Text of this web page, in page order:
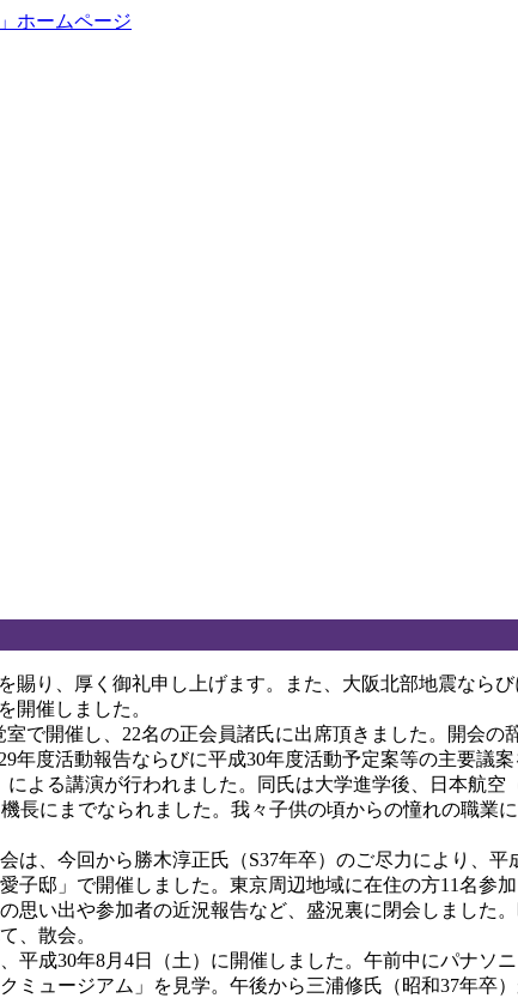
り、厚く御礼申し上げます。また、大阪北部地震なら
開催しました。
で開催し、22名の正会員諸氏に出席頂きました。開会の
年度活動報告ならびに平成30年度活動予定案等の主要議
よる講演が行われました。同氏は大学進学後、日本航空
長にまでなられました。我々子供の頃からの憧れの職業
は、今回から勝木淳正氏（S37年卒）のご尽力により、平
子邸」で開催しました。東京周辺地域に在住の方11名参
思い出や参加者の近況報告など、盛況裏に閉会しました
、散会。
平成30年8月4日（土）に開催しました。午前中にパナソ
ミュージアム」を見学。午後から三浦修氏（昭和37年卒